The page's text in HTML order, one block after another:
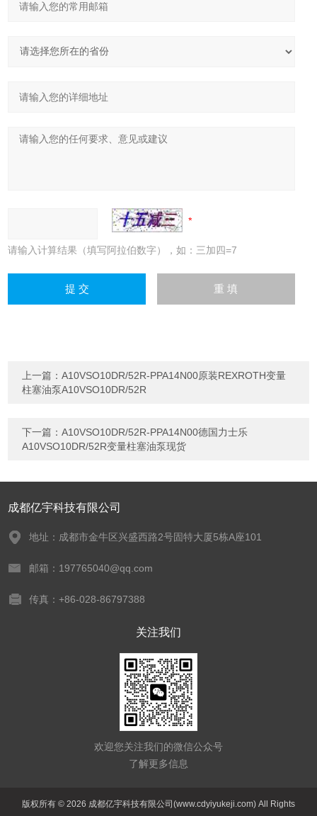
请输入计算结果（填写阿拉伯数字），如：三加四=7
上一篇：A10VSO10DR/52R-PPA14N00原装REXROTH变量
柱塞油泵A10VSO10DR/52R
下一篇：A10VSO10DR/52R-PPA14N00德国力士乐
A10VSO10DR/52R变量柱塞油泵现货
成都亿宇科技有限公司
地址：成都市金牛区兴盛西路2号固特大厦5栋A座101
邮箱：197765040@qq.com
传真：+86-028-86797388
关注我们
欢迎您关注我们的微信公众号
了解更多信息
版权所有 © 2026 成都亿宇科技有限公司(www.cdyiyukeji.com) All Rights